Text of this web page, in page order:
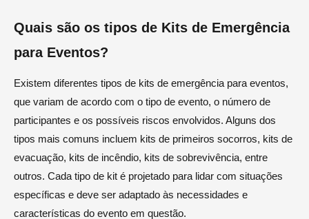
Quais são os tipos de Kits de Emergência
para Eventos?
Existem diferentes tipos de kits de emergência para eventos,
que variam de acordo com o tipo de evento, o número de
participantes e os possíveis riscos envolvidos. Alguns dos
tipos mais comuns incluem kits de primeiros socorros, kits de
evacuação, kits de incêndio, kits de sobrevivência, entre
outros. Cada tipo de kit é projetado para lidar com situações
específicas e deve ser adaptado às necessidades e
características do evento em questão.